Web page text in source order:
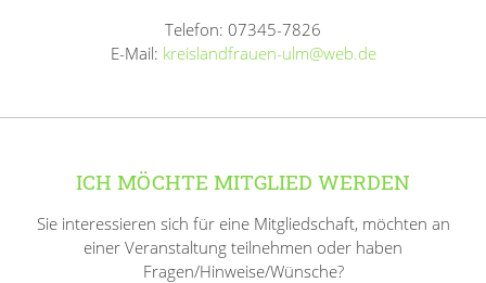
Telefon: 07345-7826
E-Mail: kreislandfrauen-ulm@web.de
ICH MÖCHTE MITGLIED WERDEN
Sie interessieren sich für eine Mitgliedschaft, möchten an
einer Veranstaltung teilnehmen oder haben
Fragen/Hinweise/Wünsche?